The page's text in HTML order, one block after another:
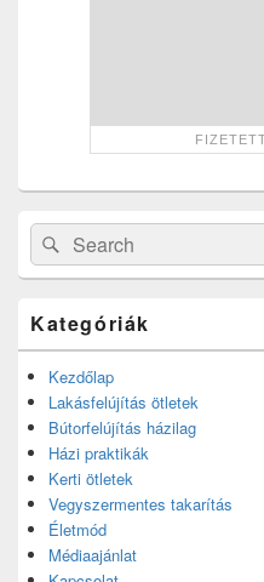
Search
for:
Search
Kategóriák
Kezdőlap
Lakásfelújítás ötletek
Bútorfelújítás házilag
Házi praktikák
Kerti ötletek
Vegyszermentes takarítás
Életmód
Médiaajánlat